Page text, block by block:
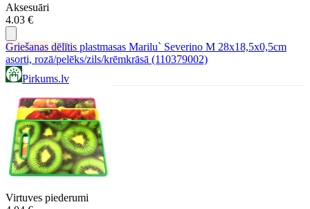
Aksesuāri
4.03 €
Griešanas dēlītis plastmasas Marilu` Severino M 28x18,5x0,5cm
asorti, rozā/pelēks/zils/krēmkrāsā (110379002)
Pirkums.lv
Virtuves piederumi